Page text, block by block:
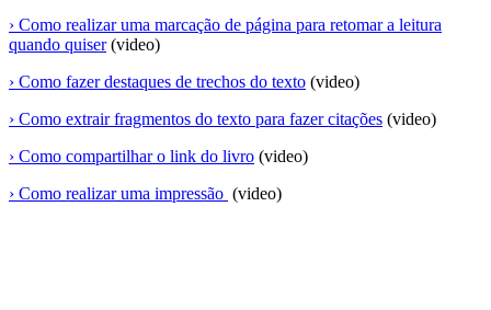
› Como realizar uma marcação de página para retomar a leitura
quando quiser(video)
› Como fazer destaques de trechos do texto (video)
› Como extrair fragmentos do texto para fazer citações (video)
› Como compartilhar o link do livro (video)
› Como realizar uma impressão (video)